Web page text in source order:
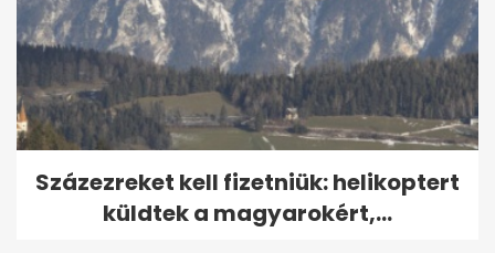
Százezreket kell fizetniük: helikoptert
küldtek a magyarokért,...